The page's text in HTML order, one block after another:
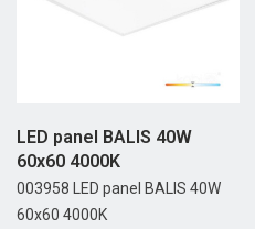
LED panel BALIS 40W
60x60 4000K
003958 LED panel BALIS 40W
60x60 4000K